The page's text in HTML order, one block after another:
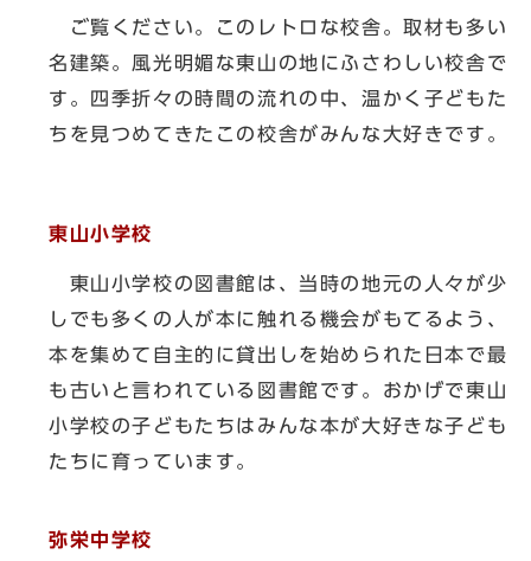
ご覧ください。このレトロな校舎。取材も多い
名建築。風光明媚な東山の地にふさわしい校舎で
す。四季折々の時間の流れの中、温かく子どもた
ちを見つめてきたこの校舎がみんな大好きです。
東山小学校
東山小学校の図書館は、当時の地元の人々が少
しでも多くの人が本に触れる機会がもてるよう、
本を集めて自主的に貸出しを始められた日本で最
も古いと言われている図書館です。おかげで東山
小学校の子どもたちはみんな本が大好きな子ども
たちに育っています。
弥栄中学校